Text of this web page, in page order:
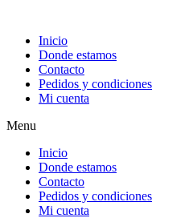
Inicio
Donde estamos
Contacto
Pedidos y condiciones
Mi cuenta
Menu
Inicio
Donde estamos
Contacto
Pedidos y condiciones
Mi cuenta